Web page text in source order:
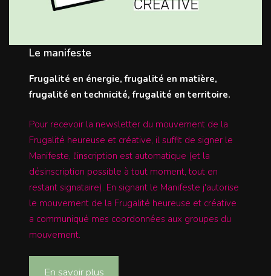
Le manifeste
Frugalité en énergie, frugalité en matière,
frugalité en technicité, frugalité en territoire.
Pour recevoir la newsletter du mouvement de la
Frugalité heureuse et créative, il suffit de signer le
Manifeste, l'inscription est automatique (et la
désinscription possible à tout moment, tout en
restant signataire). En signant le Manifeste j'autorise
le mouvement de la Frugalité heureuse et créative
a communiqué mes coordonnées aux groupes du
mouvement.
En savoir plus